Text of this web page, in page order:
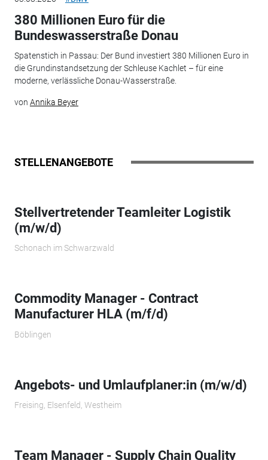
380 Millionen Euro für die
Bundeswasserstraße Donau
Spatenstich in Passau: Der Bund investiert 380 Millionen Euro in
die Grundinstandsetzung der Schleuse Kachlet – für eine
moderne, verlässliche Donau-Wasserstraße.
von Annika Beyer
STELLENANGEBOTE
Stellvertretender Teamleiter Logistik
(m/w/d)
Schonach im Schwarzwald
Commodity Manager - Contract
Manufacturer HLA (m/f/d)
Böblingen
Angebots- und Umlaufplaner:in (m/w/d)
Freising, Elsenfeld, Westheim
Team Manager - Supply Chain Quality